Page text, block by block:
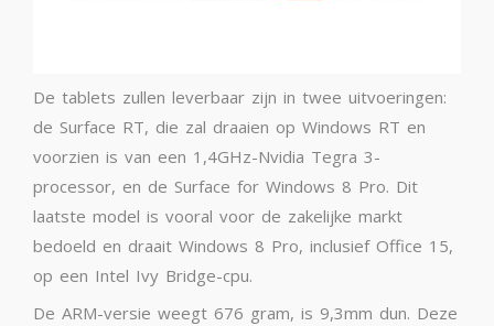
De tablets zullen leverbaar zijn in twee uitvoeringen:
de Surface RT, die zal draaien op Windows RT en
voorzien is van een 1,4GHz-Nvidia Tegra 3-
processor, en de Surface for Windows 8 Pro. Dit
laatste model is vooral voor de zakelijke markt
bedoeld en draait Windows 8 Pro, inclusief Office 15,
op een Intel Ivy Bridge-cpu.
De ARM-versie weegt 676 gram, is 9,3mm dun. Deze